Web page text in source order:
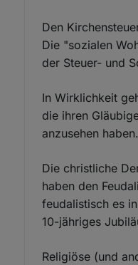
Den
Die "sozialen
der Steuer- und
In Wirklichkeit
die ihren
anzusehen haben.
Die christliche
haben den
feudalistisch es
10-jähriges
Religiöse (und